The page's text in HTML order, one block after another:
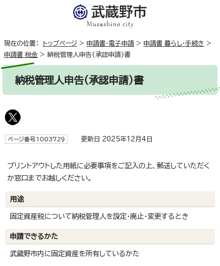
現在の位置： トップページ > 申請書・電子申請 > 申請書 暮らし・手続き >
申請書 税金 > 納税管理人申告(承認申請)書
納税管理人申告(承認申請)書
ページ番号1003729 更新日 2025年12月4日
プリントアウトした用紙に必要事項をご記入の上、郵送していただく
か窓口までお越しください。
用途
固定資産税について納税管理人を設定・廃止・変更するとき
申請できるかた
武蔵野市内に固定資産を所有しているかた